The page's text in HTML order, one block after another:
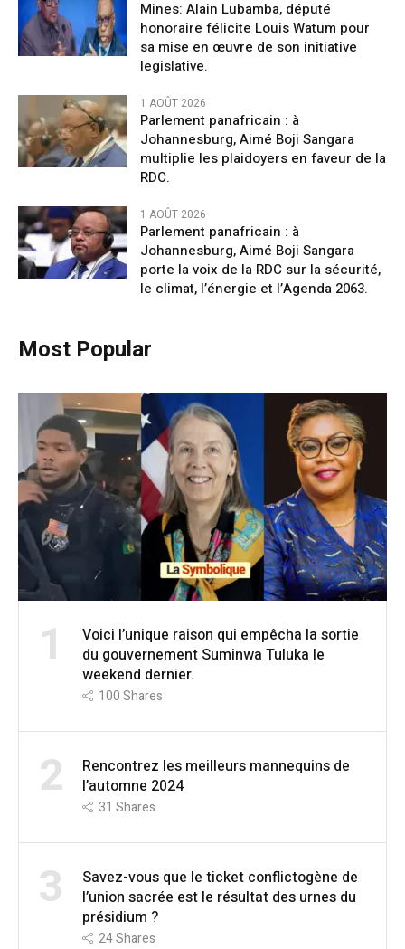
Mines: Alain Lubamba, député
honoraire félicite Louis Watum pour
sa mise en œuvre de son initiative
legislative.
1 AOÛT 2026
Parlement panafricain : à
Johannesburg, Aimé Boji Sangara
multiplie les plaidoyers en faveur de la
RDC.
1 AOÛT 2026
Parlement panafricain : à
Johannesburg, Aimé Boji Sangara
porte la voix de la RDC sur la sécurité,
le climat, l’énergie et l’Agenda 2063.
Most Popular
1
Voici l’unique raison qui empêcha la sortie
du gouvernement Suminwa Tuluka le
weekend dernier.
100Shares
2
Rencontrez les meilleurs mannequins de
l’automne 2024
31 Shares
3
Savez-vous que le ticket conflictogène de
l’union sacrée est le résultat des urnes du
présidium ?
24Shares